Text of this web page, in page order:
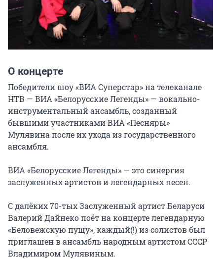
О концерте
Победители шоу «ВИА Суперстар» на телеканале
НТВ — ВИА «Белорусские Легенды» — вокально-
инструментальный ансамбль, созданный
бывшими участниками ВИА «Песняры»
Мулявина после их ухода из государственного
ансамбля.
ВИА «Белорусские Легенды» — это синергия
заслуженных артистов и легендарных песен.
С далёких 70-тых Заслуженный артист Беларуси
Валерий Дайнеко поёт на концерте легендарную
«Беловежскую пущу», каждый(!) из солистов был
приглашен в ансамбль народным артистом СССР
Владимиром Мулявиным.